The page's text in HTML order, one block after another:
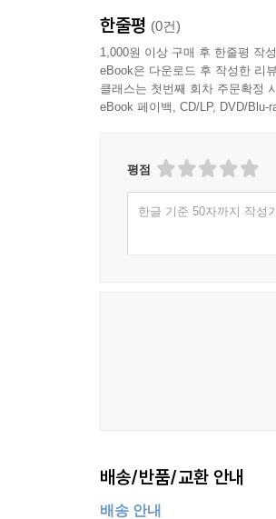
한줄평 (0건)
1,000원 이상 구매 후 한줄평 작
eBook은 다운로드 후 작성한 리
클래스는 첫번째 회차 주문확정
eBook 페이백, CD/LP, DVD/
평점
한글 기준 50자까지 작성
배송/반품/교환 안내
배송 안내